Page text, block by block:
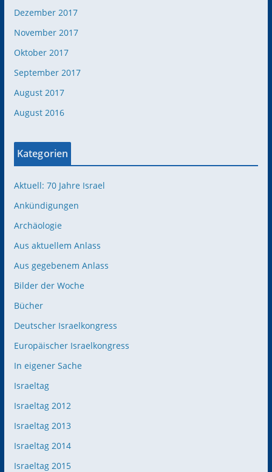
Dezember 2017
November 2017
Oktober 2017
September 2017
August 2017
August 2016
Kategorien
Aktuell: 70 Jahre Israel
Ankündigungen
Archäologie
Aus aktuellem Anlass
Aus gegebenem Anlass
Bilder der Woche
Bücher
Deutscher Israelkongress
Europäischer Israelkongress
In eigener Sache
Israeltag
Israeltag 2012
Israeltag 2013
Israeltag 2014
Israeltag 2015